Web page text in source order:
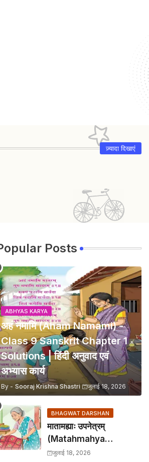
ज़्यादा दिखाएं
Posts
ABHYAS KARYA
अहं नमामि (Aham Namami) -
Class 9 Sanskrit Chapter 1
Solutions | हिंदी अनुवाद एवं
अभ्यास कार्य
By - Sooraj Krishna Shastri जुलाई 18, 2026
BHAGWAT DARSHAN
मातामह्याः उपनेत्रम्
(Matahmahya
Upanetram) - Class 9
जुलाई 18, 2026